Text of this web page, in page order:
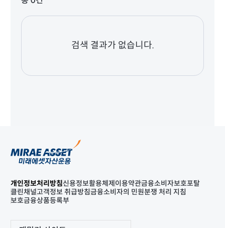
검색 결과가 없습니다.
개인정보처리방침신용정보활용체제 이용약관금융소비자보호포탈
클린채널고객정보 취급방침금융소비자의 민원분쟁 처리 지침
보호금융상품등록부